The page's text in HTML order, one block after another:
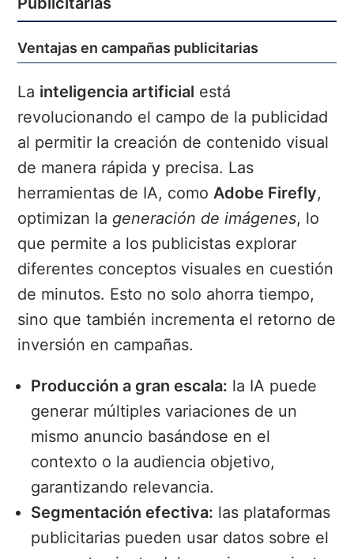
Ventajas en campañas publicitarias
La inteligencia artificial está
revolucionando el campo de la publicidad
al permitir la creación de contenido visual
de manera rápida y precisa. Las
herramientas de IA, comoAdobe Firefly,
optimizan la generación de imágenes, lo
que permite a los publicistas explorar
diferentes conceptos visuales en cuestión
de minutos. Esto no solo ahorra tiempo,
sino que también incrementa el retorno de
inversión en campañas.
Producción a gran escala: la IA puede
generar múltiples variaciones de un
mismo anuncio basándose en el
contexto o la audiencia objetivo,
garantizando relevancia.
Segmentación efectiva: las plataformas
publicitarias pueden usar datos sobre el